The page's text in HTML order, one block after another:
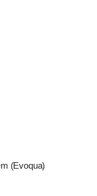
(Evoqua)